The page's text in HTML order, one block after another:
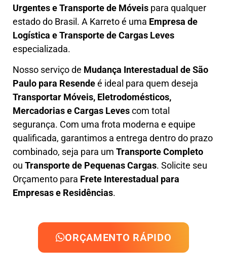
Urgentes e Transporte de Móveis para qualquer
estado do Brasil. A Karretoé uma Empresa de
Logística e Transporte de Cargas Leves
especializada.
Nosso serviço de Mudança Interestadual de São
Paulo para Resendeé ideal para quem deseja
Transportar Móveis, Eletrodomésticos,
Mercadorias e Cargas Levescom total
segurança. Com uma frota moderna e equipe
qualificada, garantimos a entrega dentro do prazo
combinado, seja para um Transporte Completo
ou Transporte de Pequenas Cargas. Solicite seu
Orçamento para Frete Interestadual para
Empresas e Residências.
ORÇAMENTO RÁPIDO